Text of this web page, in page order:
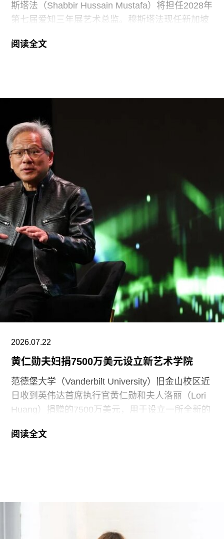
斯塔法（Shabbir Hussain Mustafa）将担任2028年
第七届爱知三年展艺术总监。穆斯塔法现任新加坡
是其卓越的策展履历，以及能够为三年展带来崭新
间，他曾担任新加坡国家美术馆高级策展人，此后
部主管。2015年，他策划了第56届威尼斯双年展新
加坡馆。穆斯塔法还于2018年共同策划了达卡艺术
峰会，目前他正参与筹备将于2026年11月在多哈举
行的首届卡塔尔鲁拜亚四年展（Rubaiya
Qatar）。2017年至2022年，他曾担任柏林世界文
化宫（Haus der Kulturen der Welt）项目委员会成
员。自2025年起，他还担任国际现代艺术博物馆与
收藏委员会（CIMAM）理事。
上一届爱知三年展于2025年举行，主题为“灰烬与
蔷薇之间的时光”（A Time Between Ashes and
Roses），由沙迦艺术基金会主席兼创始人胡尔·卡
西米（Hoor Al Qasimi）担任艺术总监。
阅读全文
2026.07.22
黄仁勋夫妇捐7500万美元设立新艺术学院
范德堡大学（Vanderbilt University）旧金山校区近
日收到英伟达首席执行官黄仁勋和夫人洛丽（Lori
Huang）捐赠的7500万美元，用于设立一所全新的
筑与设计学院”，具体名称尚待校方批准。目前，学
后一家非营利性艺术院校，但近年来持续受招生人
数下降和预算赤字影响导致裁员，最终于今年年初
被范德堡大学收购。根据收购协议，加州艺术学院
阅读全文